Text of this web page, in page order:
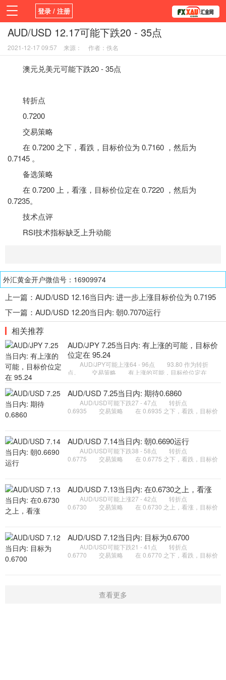
登录 / 注册
首页 新闻 观点 货币
平台
指标EA 书籍
AUD/USD 12.17可能下跌20 - 35点
2021-12-17 09:57 来源： 作者：佚名
澳元兑美元可能下跌20 - 35点
转折点
0.7200
交易策略
在 0.7200 之下，看跌，目标价位为 0.7160 ，然后为
0.7145 。
备选策略
在 0.7200 上，看涨，目标价位定在 0.7220 ，然后为
0.7235。
技术点评
RSI技术指标缺乏上升动能
外汇黄金开户微信号：16909974
上一篇： AUD/USD 12.16当日内: 进一步上涨目标价位为 0.7195
，然后为 0.7215
下一篇： AUD/USD 12.20当日内: 朝0.7070运行
相关推荐
AUD/JPY 7.25当日内: 有上涨的可能，目标价
位定在 95.24
AUD/JPY可能上涨64 - 96点 93.80 作为转折
点。 交易策略 有上涨的可能，目标价位定在
标方向定在 93.28 和 92
AUD/USD 7.25当日内: 期待0.6860
AUD/USD可能下跌27 - 47点 转折点
0.6935 交易策略 在 0.6935 之下，看跌，目标价
AUD/USD 7.14当日内: 朝0.6690运行
AUD/USD可能下跌38 - 58点 转折点
0.6775 交易策略 在 0.6775 之下，看跌，目标价
AUD/USD 7.13当日内: 在0.6730之上，看涨
AUD/USD可能上涨27 - 42点 转折点
0.6730 交易策略 在 0.6730 之上，看涨，目标价
AUD/USD 7.12当日内: 目标为0.6700
AUD/USD可能下跌21 - 41点 转折点
0.6770 交易策略 在 0.6770 之下，看跌，目标价
查看更多